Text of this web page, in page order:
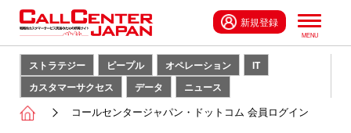
新規登録
ストラテジー ピープル オペレーション
IT
カスタマーサクセス
データ ニュース
コールセンタージャパン・ドットコム 会員ログイン